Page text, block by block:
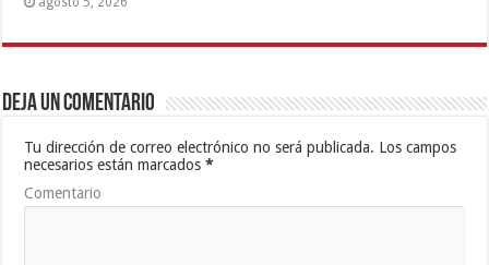
Deja un comentario
Tu dirección de correo electrónico no será publicada. Los campos
necesarios están marcados*
Comentario